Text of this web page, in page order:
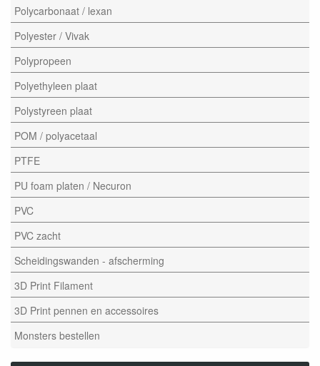
Polycarbonaat / lexan
Polyester / Vivak
Polypropeen
Polyethyleen plaat
Polystyreen plaat
POM / polyacetaal
PTFE
PU foam platen / Necuron
PVC
PVC zacht
Scheidingswanden - afscherming
3D Print Filament
3D Print pennen en accessoires
Monsters bestellen